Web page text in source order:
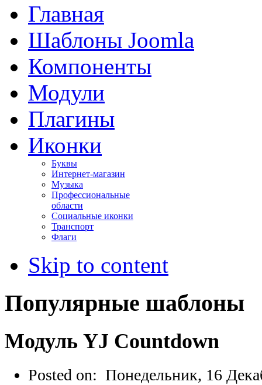
Главная
Шаблоны Joomla
Компоненты
Модули
Плагины
Иконки
Буквы
Интернет-магазин
Музыка
Профессиональные
области
Социальные иконки
Транспорт
Флаги
Skip to content
Популярные шаблоны
Модуль YJ Countdown
Posted on: Понедельник, 16